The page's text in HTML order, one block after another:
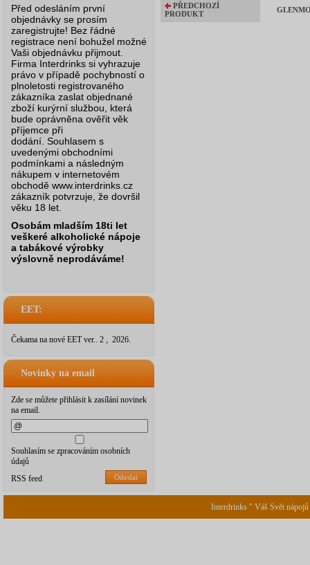
Před odesláním první
objednávky se prosím
zaregistrujte! Bez řádné
registrace není bohužel možné
Vaši objednávku přijmout.
Firma Interdrinks si vyhrazuje
právo v případě pochybností o
plnoletosti registrovaného
zákazníka zaslat objednané
zboží kurýrní službou, která
bude oprávněna ověřit věk
příjemce při
dodání. Souhlasem s
uvedenými obchodními
podmínkami a následným
nákupem v internetovém
obchodě www.interdrinks.cz
zákazník potvrzuje, že dovršil
věku 18 let.
Osobám mladším 18ti let
veškeré alkoholické nápoje
a tabákové výrobky
výslovně neprodáváme!
EET:
Čekama na nové EET ver.. 2 , 2026.
Novinky na email
Zde se můžete přihlásit k zasílání novinek
na email.
Souhlasím se zpracováním osobních
údajů
Odeslat
RSS feed
PŘEDCHOZÍ
PRODUKT
Interdrinks " Váš Svět